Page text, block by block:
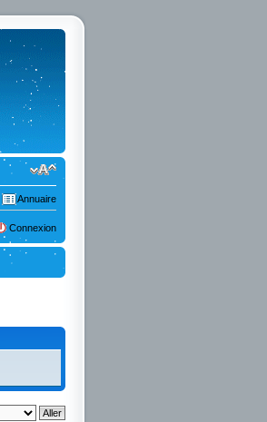
Annuaire
Connexion